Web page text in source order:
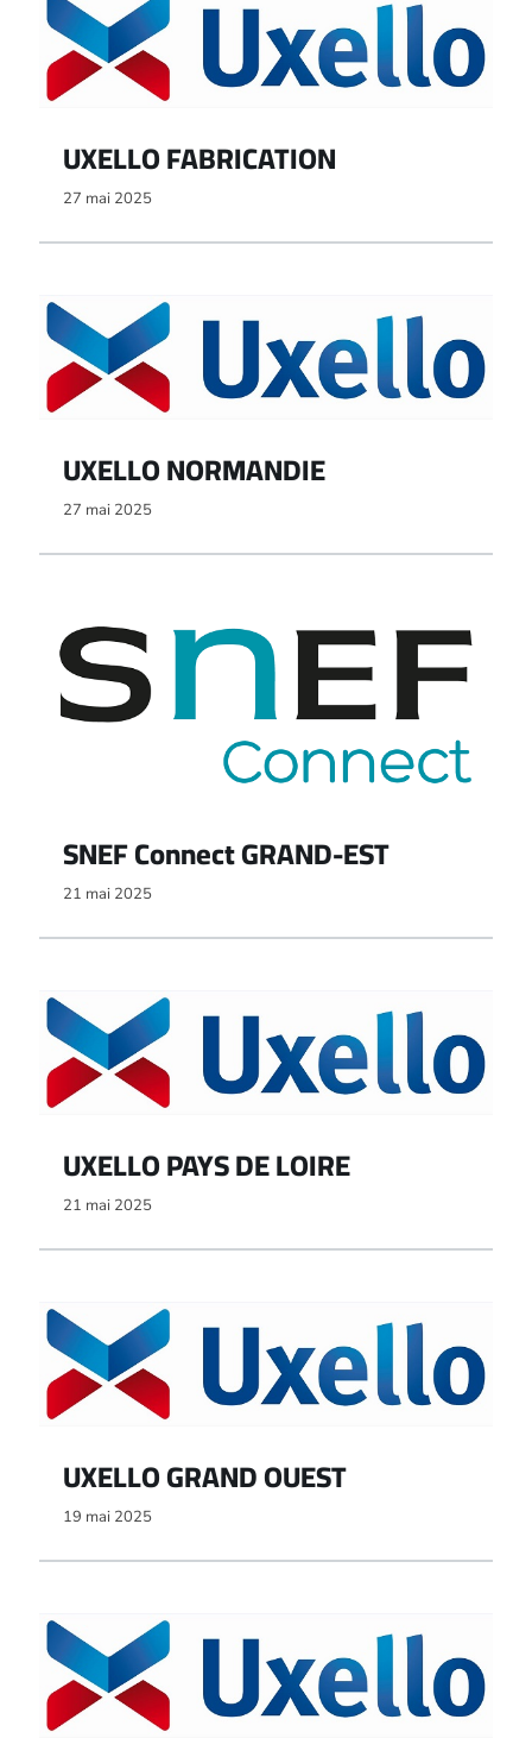
UXELLO FABRICATION
27 mai 2025
UXELLO NORMANDIE
27 mai 2025
SNEF Connect GRAND-EST
21 mai 2025
UXELLO PAYS DE LOIRE
21 mai 2025
UXELLO GRAND OUEST
19 mai 2025